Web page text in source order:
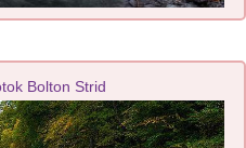
Bolton Strid